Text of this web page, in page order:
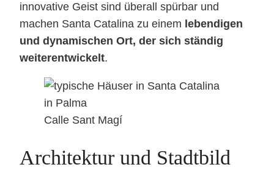
innovative Geist sind überall spürbar und
machen Santa Catalina zu einem lebendigen
und dynamischen Ort, der sich ständig
weiterentwickelt.
Calle Sant Magí
Architektur und Stadtbild